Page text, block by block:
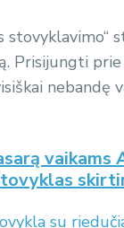
stovyklavimo“
Prisijungti
nebandę
vaikams
su